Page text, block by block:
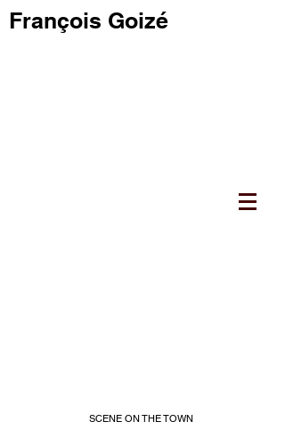
François Goizé
SCENE ON THE TOWN